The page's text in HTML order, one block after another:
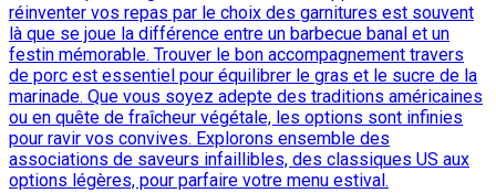
réinventer vos repas par le choix des garnitures est souvent
là que se joue la différence entre un barbecue banal et un
festin mémorable. Trouver le bon accompagnement travers
de porc est essentiel pour équilibrer le gras et le sucre de la
marinade. Que vous soyez adepte des traditions américaines
ou en quête de fraîcheur végétale, les options sont infinies
pour ravir vos convives. Explorons ensemble des
associations de saveurs infaillibles, des classiques US aux
options légères, pour parfaire votre menu estival.